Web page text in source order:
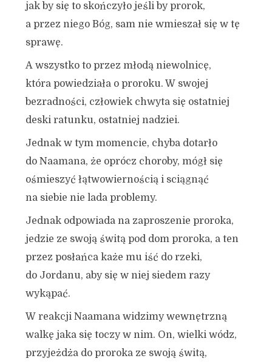
jak by się to skończyło jeśli by prorok,
a przez niego Bóg, sam nie wmieszał się w tę
sprawę.
A wszystko to przez młodą niewolnicę,
która powiedziała o proroku. W swojej
bezradności, człowiek chwyta się ostatniej
deski ratunku, ostatniej nadziei.
Jednak w tym momencie, chyba dotarło
do Naamana, że oprócz choroby, mógł się
ośmieszyć łątwowiernością i sciągnąć
na siebie nie lada problemy.
Jednak odpowiada na zaproszenie proroka,
jedzie ze swoją świtą pod dom proroka, a ten
przez posłańca każe mu iść do rzeki,
do Jordanu, aby się w niej siedem razy
wykąpać.
W reakcji Naamana widzimy wewnętrzną
walkę jaka się toczy w nim. On, wielki wódz,
przyjeżdża do proroka ze swoją świtą,